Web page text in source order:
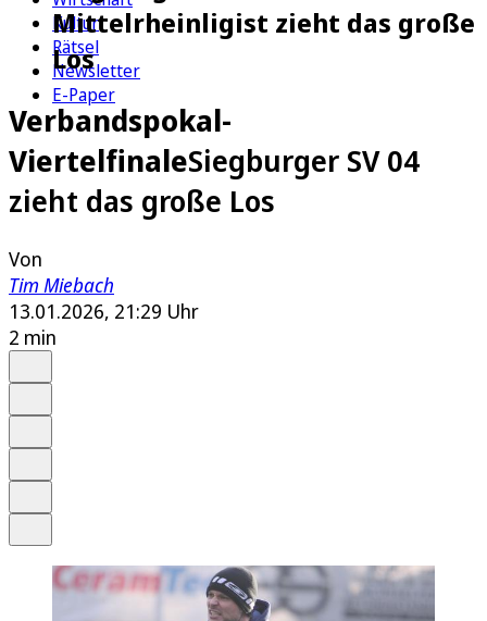
Kultur
Rätsel
Newsletter
E-Paper
Mittelrheinligist zieht das große
Los
Verbandspokal-
ViertelfinaleSiegburger SV 04
zieht das große Los
Von
Tim Miebach
13.01.2026, 21:29 Uhr
2 min